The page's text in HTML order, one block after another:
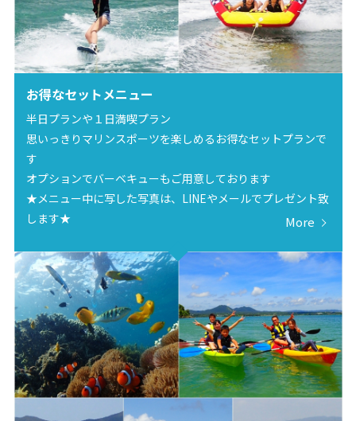
お得なセットメニュー
半日プランや１日満喫プラン
思いっきりマリンスポーツを楽しめるお得なセットプランで
す
オプションでバーベキューもご用意しております
★メニュー中に写した写真は、LINEやメールでプレゼント致
します★
More